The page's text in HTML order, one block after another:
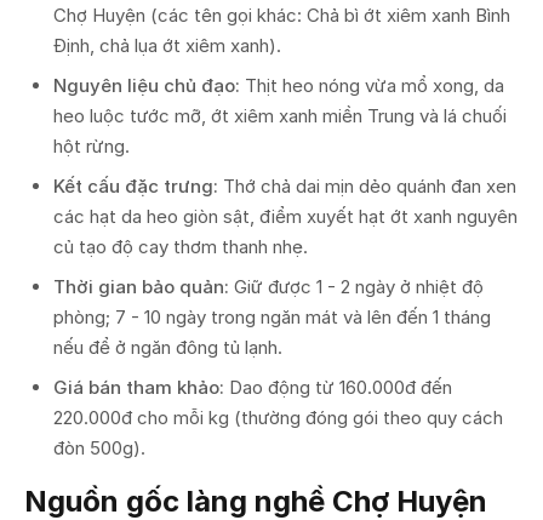
Chợ Huyện (các tên gọi khác: Chả bì ớt xiêm xanh Bình
Định, chả lụa ớt xiêm xanh).
Nguyên liệu chủ đạo: Thịt heo nóng vừa mổ xong, da
heo luộc tước mỡ, ớt xiêm xanh miền Trung và lá chuối
hột rừng.
Kết cấu đặc trưng: Thớ chả dai mịn dẻo quánh đan xen
các hạt da heo giòn sật, điểm xuyết hạt ớt xanh nguyên
củ tạo độ cay thơm thanh nhẹ.
Thời gian bảo quản: Giữ được 1 - 2 ngày ở nhiệt độ
phòng; 7 - 10 ngày trong ngăn mát và lên đến 1 tháng
nếu để ở ngăn đông tủ lạnh.
Giá bán tham khảo: Dao động từ 160.000đ đến
220.000đ cho mỗi kg (thường đóng gói theo quy cách
đòn 500g).
Nguồn gốc làng nghề Chợ Huyện